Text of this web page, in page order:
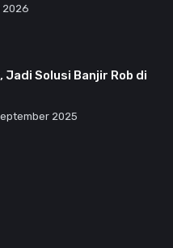
2026
Solusi Banjir Rob di
2025